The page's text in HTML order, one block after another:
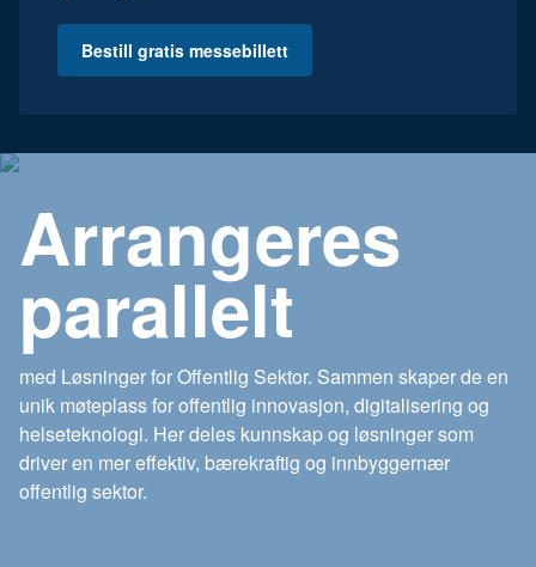
Bestill gratis messebillett
Arrangeres
parallelt
med Løsninger for Offentlig Sektor. Sammen skaper de en
unik møteplass for offentlig innovasjon, digitalisering og
helseteknologi. Her deles kunnskap og løsninger som
driver en mer effektiv, bærekraftig og innbyggernær
offentlig sektor.